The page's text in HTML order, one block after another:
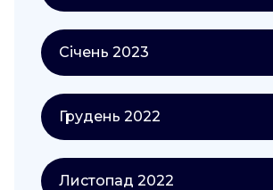
Січень 2023
Грудень 2022
Листопад 2022